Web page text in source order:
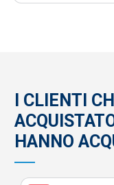
I CLIENTI
HANNO